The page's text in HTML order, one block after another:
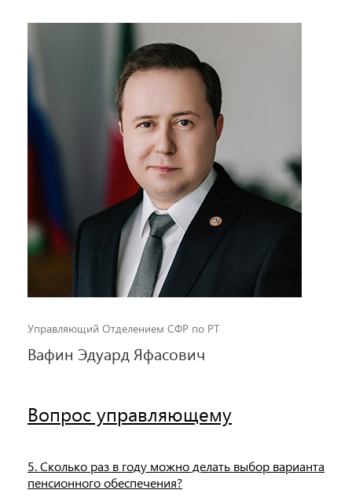
Управляющий Отделением СФР по РТ
Вафин Эдуард Яфасович
Вопрос управляющему
5. Сколько раз в году можно делать выбор варианта
пенсионного обеспечения?